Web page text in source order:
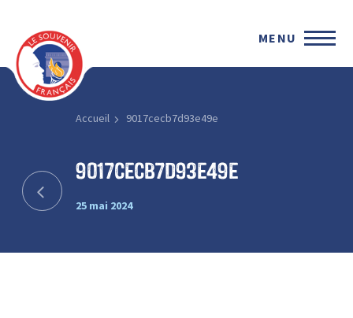
MENU
Accueil 9017cecb7d93e49e
9017cecb7d93e49e
25 mai 2024